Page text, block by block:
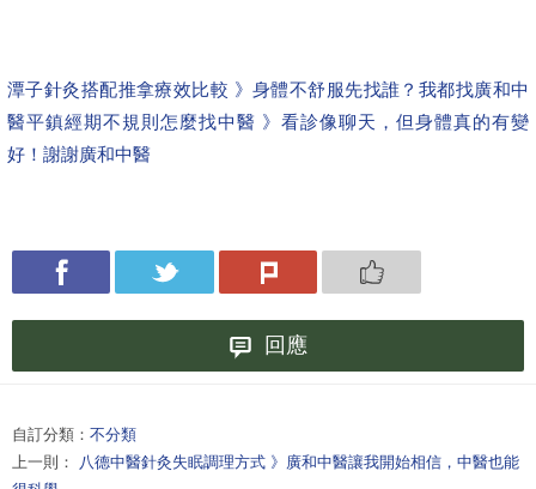
潭子針灸搭配推拿療效比較 》身體不舒服先找誰？我都找廣和中
醫平鎮經期不規則怎麼找中醫 》看診像聊天，但身體真的有變
好！謝謝廣和中醫
回應
自訂分類： 不分類
上一則： 八德中醫針灸失眠調理方式 》廣和中醫讓我開始相信，中醫也能